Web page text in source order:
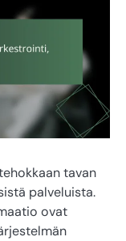
tavan
palveluista.
ovat